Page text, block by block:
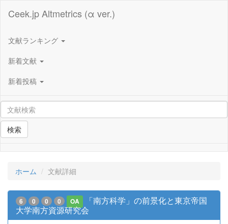
Ceek.jp Altmetrics (α ver.)
文献ランキング
新着文献
新着投稿
検索
ホーム 文献詳細
6 0 0 0 OA
「南方科学」の前景化と東京帝国
大学南方資源研究会